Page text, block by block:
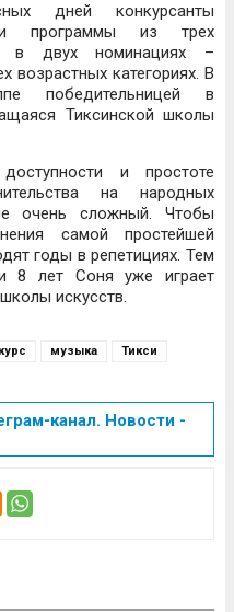
дней конкурсанты
программы из трех
в двух номинациях –
возрастных категориях. В
победительницей в
Тиксинской школы
и простоте
на народных
очень сложный. Чтобы
самой простейшей
годы в репетициях. Тем
8 лет Соня уже играет
искусств.
музыка
Тикси
канал. Новости -